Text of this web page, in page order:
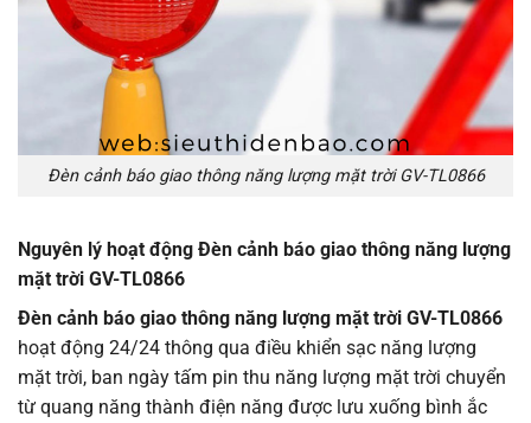
Đèn cảnh báo giao thông năng lượng mặt trời GV-TL0866
Nguyên lý hoạt động Đèn cảnh báo giao thông năng lượng
mặt trời GV-TL0866
Đèn cảnh báo giao thông năng lượng mặt trời GV-TL0866
hoạt động 24/24 thông qua điều khiển sạc năng lượng
mặt trời, ban ngày tấm pin thu năng lượng mặt trời chuyển
từ quang năng thành điện năng được lưu xuống bình ắc